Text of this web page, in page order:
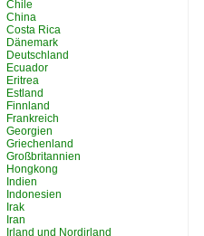
Chile
China
Costa Rica
Dänemark
Deutschland
Ecuador
Eritrea
Estland
Finnland
Frankreich
Georgien
Griechenland
Großbritannien
Hongkong
Indien
Indonesien
Irak
Iran
Irland und Nordirland